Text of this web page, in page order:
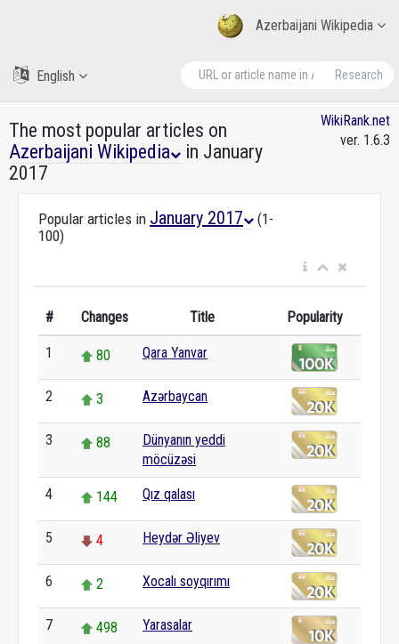
Azerbaijani Wikipedia
Research
English
The most popular articles on
Azerbaijani Wikipedia
in January
2017
WikiRank.net
ver. 1.6.3
Popular articles in January 2017
(1-
100)
# Changes Title Popularity
1 80 Qara Yanvar
2 3 Azərbaycan
3 88
Dünyanın yeddi
möcüzəsi
4 144 Qız qalası
5 4 Heydər Əliyev
6 2 Xocalı soyqırımı
7 498 Yarasalar